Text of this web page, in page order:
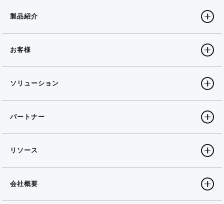
製品紹介
お客様
ソリューション
パートナー
リソース
会社概要